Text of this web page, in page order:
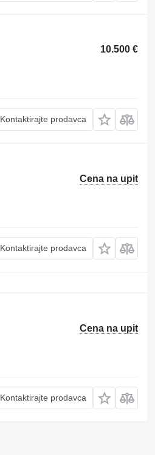
10.500 €
Kontaktirajte prodavca
Cena na upit
Kontaktirajte prodavca
Cena na upit
Kontaktirajte prodavca